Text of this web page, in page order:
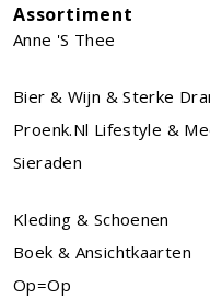
Assortiment
Anne 's Thee
Bier & Wijn & Sterke
Proenk.nl Lifestyle &
Sieraden
Kleding & Schoenen
Boek & Ansichtkaarten
Op=Op